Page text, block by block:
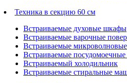
Техника в секцию 60 см
Встраиваемые духовые шкафы
Встраиваемые варочные
Встраиваемые
Встраиваемые
Встраиваемый холодильник
Встраиваемые стиральные